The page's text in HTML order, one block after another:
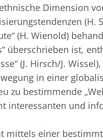
Dimension
(H. Wienold)
überschrieben ist,
(J. Hirsch/J.
in einer
zu bestimmende
interessanten und
mittels einer